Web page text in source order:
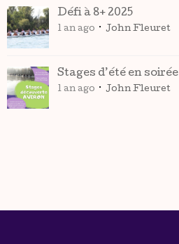
Défi à 8+ 2025
1 an ago John Fleuret
Stages d’été en soirée
1 an ago John Fleuret